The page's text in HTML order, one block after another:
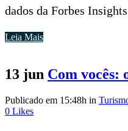
dados da Forbes
Leia Mais
13 jun Com vocês:
Publicado em 15:48h in
0 Likes